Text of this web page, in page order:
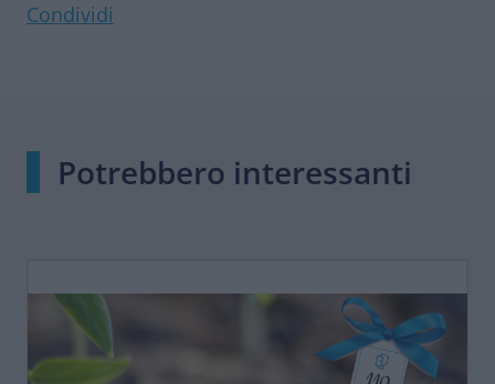
Condividi
Potrebbero interessanti